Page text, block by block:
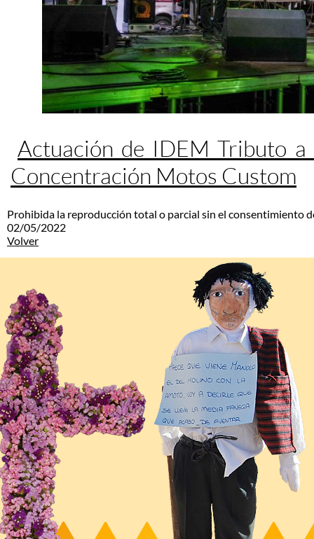
Actuación de IDEM Tributo
Concentración Motos Custom
Prohibida la reproducción total o parcial sin el consentimiento
02/05/2022
Volver